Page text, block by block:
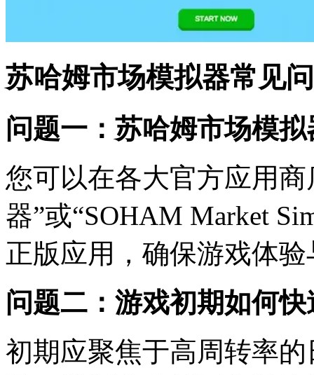
苏哈姆市场模拟器常见
问题一：苏哈姆市场模
您可以在各大官方应用
器”或“SOHAM Market
正版应用，确保游戏体
问题二：游戏初期如何
初期应聚焦于高周转率